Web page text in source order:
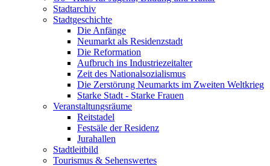
Stadtarchiv
Stadtgeschichte
Die Anfänge
Neumarkt als Residenzstadt
Die Reformation
Aufbruch ins Industriezeitalter
Zeit des Nationalsozialismus
Die Zerstörung Neumarkts im Zweiten Weltkrieg
Starke Stadt - Starke Frauen
Veranstaltungsräume
Reitstadel
Festsäle der Residenz
Jurahallen
Stadtleitbild
Tourismus & Sehenswertes